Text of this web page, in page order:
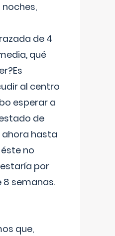
de 4
qué
al centro
esperar a
de
ahora hasta
éste no
por
8 semanas.
que,